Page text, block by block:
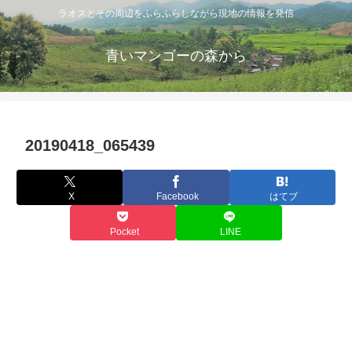
ラオスとその周辺をふらふらしながら現地の情報を発信
青いマンゴーの森から
20190418_065439
X Facebook はてブ
Pocket LINE